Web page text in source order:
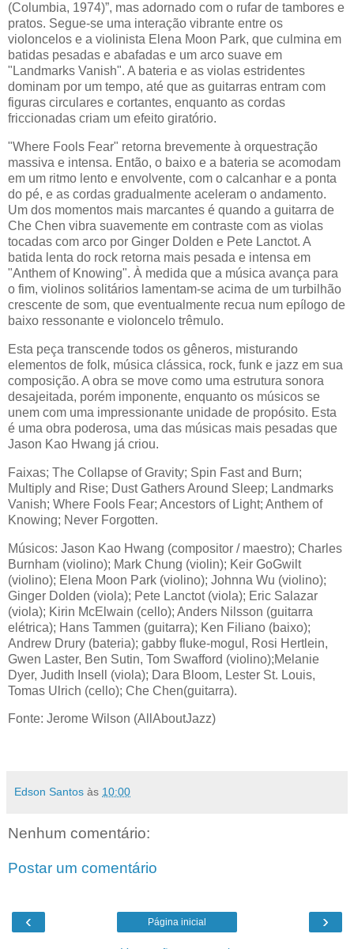
(Columbia, 1974)”, mas adornado com o rufar de tambores e
pratos. Segue-se uma interação vibrante entre os
violoncelos e a violinista Elena Moon Park, que culmina em
batidas pesadas e abafadas e um arco suave em
"Landmarks Vanish". A bateria e as violas estridentes
dominam por um tempo, até que as guitarras entram com
figuras circulares e cortantes, enquanto as cordas
friccionadas criam um efeito giratório.
"Where Fools Fear" retorna brevemente à orquestração
massiva e intensa. Então, o baixo e a bateria se acomodam
em um ritmo lento e envolvente, com o calcanhar e a ponta
do pé, e as cordas gradualmente aceleram o andamento.
Um dos momentos mais marcantes é quando a guitarra de
Che Chen vibra suavemente em contraste com as violas
tocadas com arco por Ginger Dolden e Pete Lanctot. A
batida lenta do rock retorna mais pesada e intensa em
"Anthem of Knowing". À medida que a música avança para
o fim, violinos solitários lamentam-se acima de um turbilhão
crescente de som, que eventualmente recua num epílogo de
baixo ressonante e violoncelo trêmulo.
Esta peça transcende todos os gêneros, misturando
elementos de folk, música clássica, rock, funk e jazz em sua
composição. A obra se move como uma estrutura sonora
desajeitada, porém imponente, enquanto os músicos se
unem com uma impressionante unidade de propósito. Esta
é uma obra poderosa, uma das músicas mais pesadas que
Jason Kao Hwang já criou.
Faixas; The Collapse of Gravity; Spin Fast and Burn;
Multiply and Rise; Dust Gathers Around Sleep; Landmarks
Vanish; Where Fools Fear; Ancestors of Light; Anthem of
Knowing; Never Forgotten.
Músicos: Jason Kao Hwang (compositor / maestro); Charles
Burnham (violino); Mark Chung (violin); Keir GoGwilt
(violino); Elena Moon Park (violino); Johnna Wu (violino);
Ginger Dolden (viola); Pete Lanctot (viola); Eric Salazar
(viola); Kirin McElwain (cello); Anders Nilsson (guitarra
elétrica); Hans Tammen (guitarra); Ken Filiano (baixo);
Andrew Drury (bateria); gabby fluke-mogul, Rosi Hertlein,
Gwen Laster, Ben Sutin, Tom Swafford (violino);Melanie
Dyer, Judith Insell (viola); Dara Bloom, Lester St. Louis,
Tomas Ulrich (cello); Che Chen(guitarra).
Fonte: Jerome Wilson (AllAboutJazz)
Edson Santos às 10:00
Nenhum comentário:
Postar um comentário
‹ ›
Página inicial